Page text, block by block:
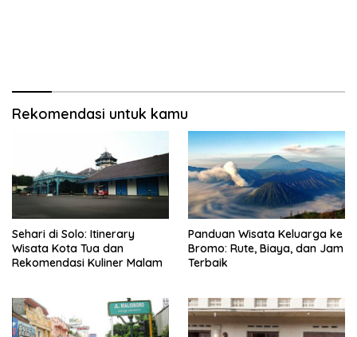
Rekomendasi untuk kamu
Sehari di Solo: Itinerary
Wisata Kota Tua dan
Rekomendasi Kuliner Malam
Panduan Wisata Keluarga ke
Bromo: Rute, Biaya, dan Jam
Terbaik